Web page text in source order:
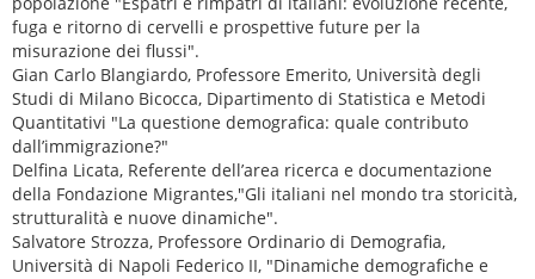
fuga e ritorno di cervelli e prospettive future per la
misurazione dei flussi".
Gian Carlo Blangiardo, Professore Emerito, Università degli
Studi di Milano Bicocca, Dipartimento di Statistica e Metodi
Quantitativi "La questione demografica: quale contributo
dall’immigrazione?"
Delfina Licata, Referente dell’area ricerca e documentazione
della Fondazione Migrantes,"Gli italiani nel mondo tra storicità,
strutturalità e nuove dinamiche".
Salvatore Strozza, Professore Ordinario di Demografia,
Università di Napoli Federico II, "Dinamiche demografiche e